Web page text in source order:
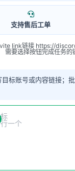
支持售后工单
link链接 https://
需要选择按钮完成任务的
标账号或内容链接；